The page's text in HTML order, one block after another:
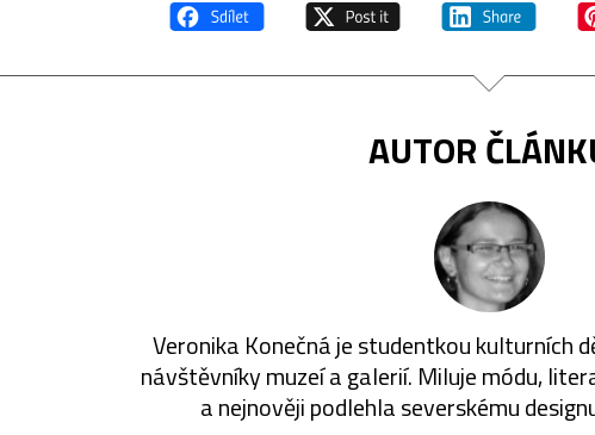
AUTOR
Veronika Konečná je studentkou kulturních
návštěvníky muzeí a galerií. Miluje módu,
a nejnověji podlehla severskému